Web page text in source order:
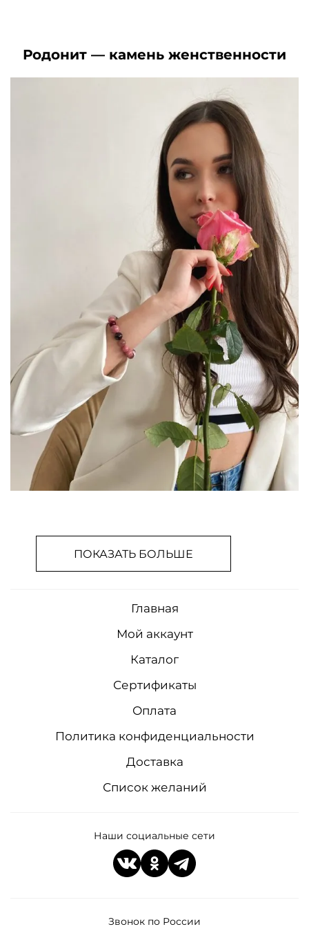
Родонит — камень женственности
ПОКАЗАТЬ БОЛЬШЕ
Звонок по России
Главная
Мой аккаунт
Каталог
Сертификаты
Оплата
Политика конфиденциальности
Доставка
Список желаний
Наши социальные сети